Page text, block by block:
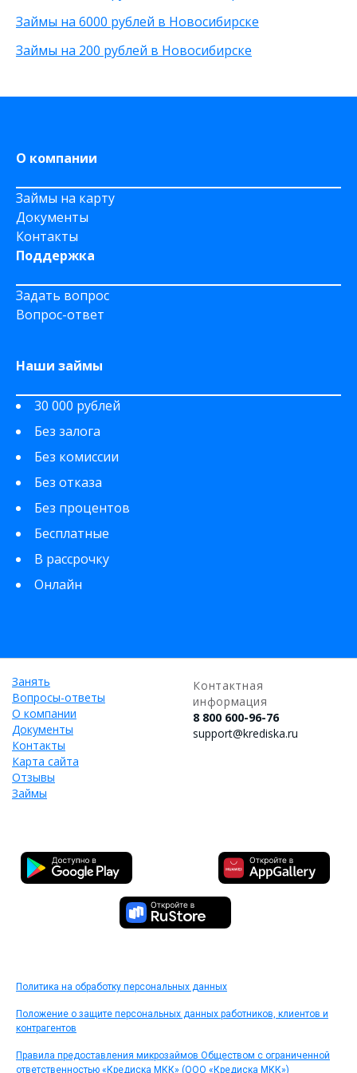
Через приложение
На карту Моментум
Не выходя из дома
Займы на 6000 рублей в Новосибирске
Займы на 200 рублей в Новосибирске
О компании
Займы на карту
Документы
Контакты
Поддержка
Задать вопрос
Вопрос-ответ
Наши займы
30 000 рублей
Без залога
Без комиссии
Без отказа
Без процентов
Бесплатные
В рассрочку
Онлайн
Занять
Вопросы-ответы
О компании
Документы
Контакты
Карта сайта
Отзывы
Займы
Контактная
информация
8 800 600-96-76
support@krediska.ru
Политика на обработку персональных данных
Положение о защите персональных данных работников, клиентов и
контрагентов
Правила предоставления микрозаймов Обществом с ограниченной
ответственностью «Кредиска МКК» (ООО «Кредиска МКК»)